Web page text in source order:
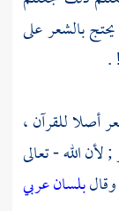
بالشعر على
.
أصلا للقرآن ،
لأن الله - تعالى
بلسان عربي